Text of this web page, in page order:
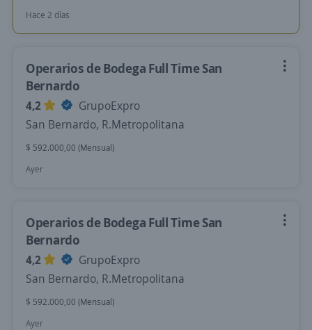
Hace 2 días
Operarios de Bodega Full Time San
Bernardo
4,2
GrupoExpro
San Bernardo, R.Metropolitana
$ 592.000,00 (Mensual)
Ayer
Operarios de Bodega Full Time San
Bernardo
4,2
GrupoExpro
San Bernardo, R.Metropolitana
$ 592.000,00 (Mensual)
Ayer